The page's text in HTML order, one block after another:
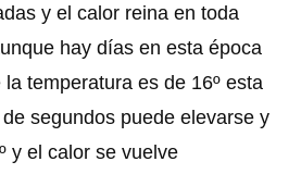
y el calor reina en toda
hay días en esta época
temperatura es de 16º esta
segundos puede elevarse y
y el calor se vuelve